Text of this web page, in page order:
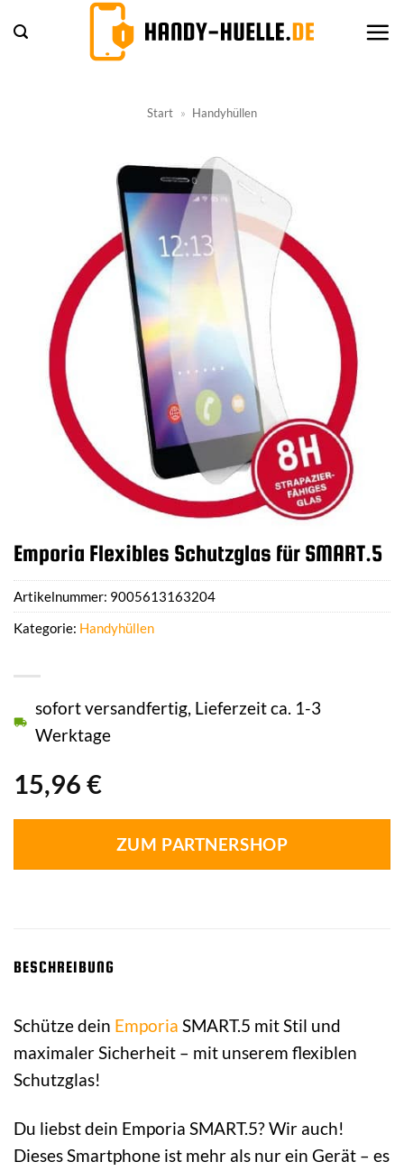
Inhalt
Start » Handyhüllen
Emporia Flexibles Schutzglas für SMART.5
15,96 €
sofort versandfertig, Lieferzeit ca. 1-3
Werktage
ZUM PARTNERSHOP
Artikelnummer: 9005613163204
Kategorie: Handyhüllen
BESCHREIBUNG
Schütze dein Emporia SMART.5 mit Stil und
maximaler Sicherheit – mit unserem flexiblen
Schutzglas!
Du liebst dein Emporia SMART.5? Wir auch!
Dieses Smartphone ist mehr als nur ein Gerät – es